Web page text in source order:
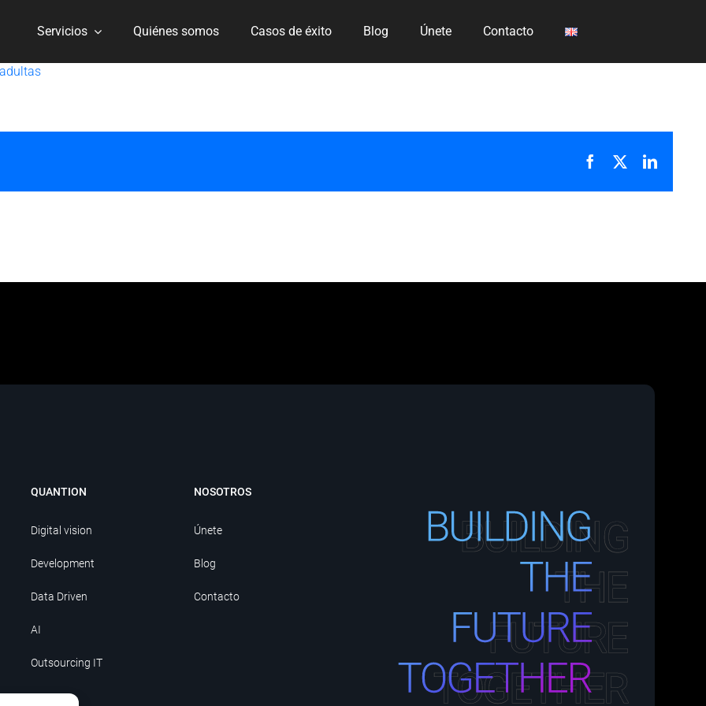
Servicios Quiénes somos Casos de éxito Blog Únete Contacto
Facebook
QUANTION
Digital vision
Development
Data Driven
AI
Outsourcing IT
NOSOTROS
Únete
Blog
Contacto